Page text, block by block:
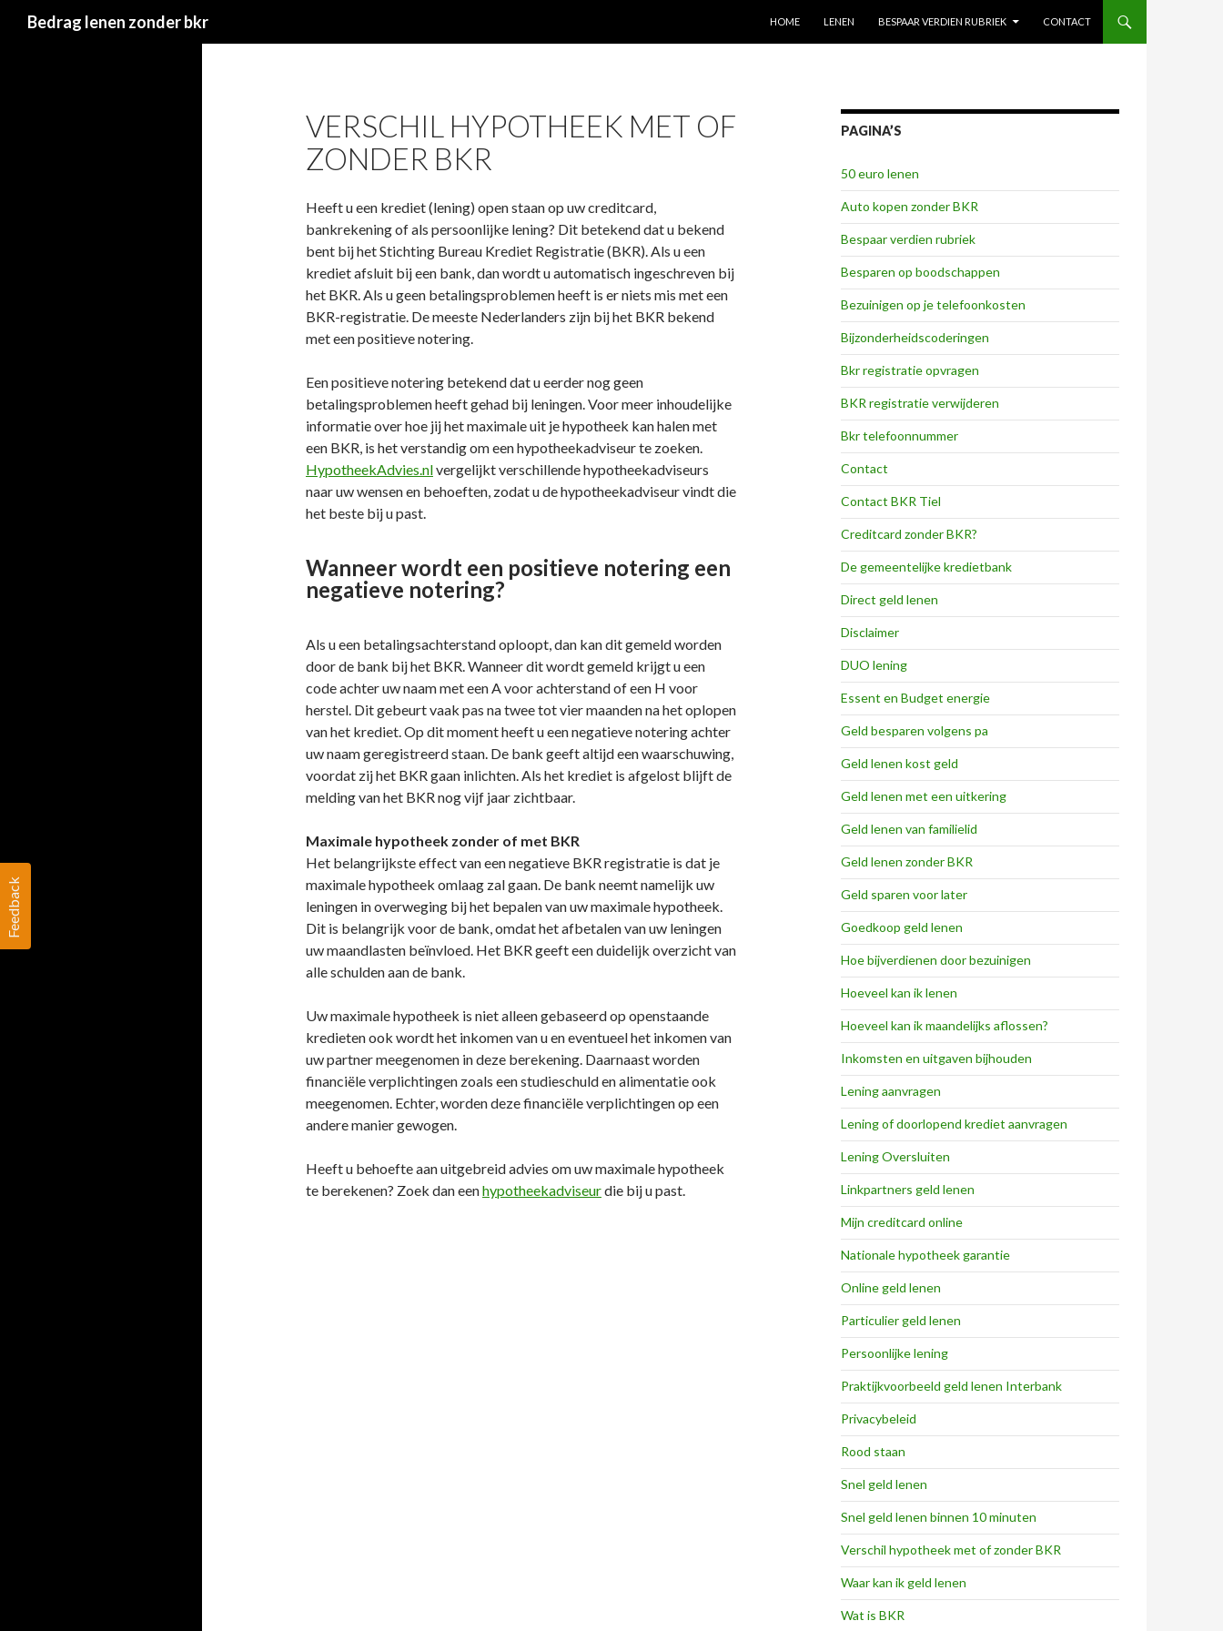
Bedrag lenen zonder bkr
HOME
LENEN BESPAAR VERDIEN RUBRIEK CONTACT
VERSCHIL HYPOTHEEK MET OF
ZONDER BKR
Heeft u een krediet (lening) open staan op uw creditcard,
bankrekening of als persoonlijke lening? Dit betekend dat u bekend
bent bij het Stichting Bureau Krediet Registratie (BKR). Als u een
krediet afsluit bij een bank, dan wordt u automatisch ingeschreven bij
het BKR. Als u geen betalingsproblemen heeft is er niets mis met een
BKR-registratie. De meeste Nederlanders zijn bij het BKR bekend
met een positieve notering.
Een positieve notering betekend dat u eerder nog geen
betalingsproblemen heeft gehad bij leningen. Voor meer inhoudelijke
informatie over hoe jij het maximale uit je hypotheek kan halen met
een BKR, is het verstandig om een hypotheekadviseur te zoeken.
HypotheekAdvies.nlvergelijkt verschillende hypotheekadviseurs
naar uw wensen en behoeften, zodat u de hypotheekadviseur vindt die
het beste bij u past.
Wanneer wordt een positieve notering een
negatieve notering?
Als u een betalingsachterstand oploopt, dan kan dit gemeld worden
door de bank bij het BKR. Wanneer dit wordt gemeld krijgt u een
code achter uw naam met een A voor achterstand of een H voor
herstel. Dit gebeurt vaak pas na twee tot vier maanden na het oplopen
van het krediet. Op dit moment heeft u een negatieve notering achter
uw naam geregistreerd staan. De bank geeft altijd een waarschuwing,
voordat zij het BKR gaan inlichten. Als het krediet is afgelost blijft de
melding van het BKR nog vijf jaar zichtbaar.
Maximale hypotheek zonder of met BKR
Het belangrijkste effect van een negatieve BKR registratie is dat je
maximale hypotheek omlaag zal gaan. De bank neemt namelijk uw
leningen in overweging bij het bepalen van uw maximale hypotheek.
Dit is belangrijk voor de bank, omdat het afbetalen van uw leningen
uw maandlasten beïnvloed. Het BKR geeft een duidelijk overzicht van
alle schulden aan de bank.
Uw maximale hypotheek is niet alleen gebaseerd op openstaande
kredieten ook wordt het inkomen van u en eventueel het inkomen van
uw partner meegenomen in deze berekening. Daarnaast worden
financiële verplichtingen zoals een studieschuld en alimentatie ook
meegenomen. Echter, worden deze financiële verplichtingen op een
andere manier gewogen.
Heeft u behoefte aan uitgebreid advies om uw maximale hypotheek
te berekenen? Zoek dan eenhypotheekadviseurdie bij u past.
PAGINA’S
50 euro lenen
Auto kopen zonder BKR
Bespaar verdien rubriek
Besparen op boodschappen
Bezuinigen op je telefoonkosten
Bijzonderheidscoderingen
Bkr registratie opvragen
BKR registratie verwijderen
Bkr telefoonnummer
Contact
Contact BKR Tiel
Creditcard zonder BKR?
De gemeentelijke kredietbank
Direct geld lenen
Disclaimer
DUO lening
Essent en Budget energie
Geld besparen volgens pa
Geld lenen kost geld
Geld lenen met een uitkering
Geld lenen van familielid
Geld lenen zonder BKR
Geld sparen voor later
Goedkoop geld lenen
Hoe bijverdienen door bezuinigen
Hoeveel kan ik lenen
Hoeveel kan ik maandelijks aflossen?
Inkomsten en uitgaven bijhouden
Lening aanvragen
Lening of doorlopend krediet aanvragen
Lening Oversluiten
Linkpartners geld lenen
Mijn creditcard online
Nationale hypotheek garantie
Online geld lenen
Particulier geld lenen
Persoonlijke lening
Praktijkvoorbeeld geld lenen Interbank
Privacybeleid
Rood staan
Snel geld lenen
Snel geld lenen binnen 10 minuten
Verschil hypotheek met of zonder BKR
Waar kan ik geld lenen
Wat is BKR
Feedback